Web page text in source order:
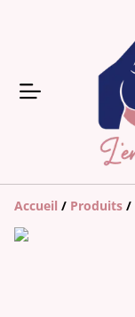
Accueil / Produits /